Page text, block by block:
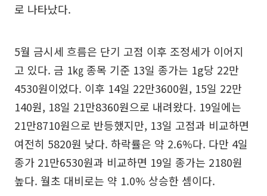
로 나타났다.
5월 금시세 흐름은 단기 고점 이후 조정세가 이어지
고 있다. 금 1㎏ 종목 기준 13일 종가는 1g당 22만
4530원이었다. 이후 14일 22만3600원, 15일 22만
140원, 18일 21만8360원으로 내려왔다. 19일에는
21만8710원으로 반등했지만, 13일 고점과 비교하면
여전히 5820원 낮다. 하락률은 약 2.6%다. 다만 4일
종가 21만6530원과 비교하면 19일 종가는 2180원
높다. 월초 대비로는 약 1.0% 상승한 셈이다.